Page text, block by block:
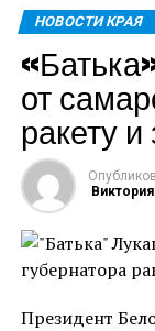
Лукьяшко
революцию,
потомкам он
мемуары,
основы
составителем
Петрушенко.
ПОХОЖЕЕ
ТИХОРЕЦКИЙ
УПФР в
НОВОСТИ КРАЯ
от
ракету
Президент